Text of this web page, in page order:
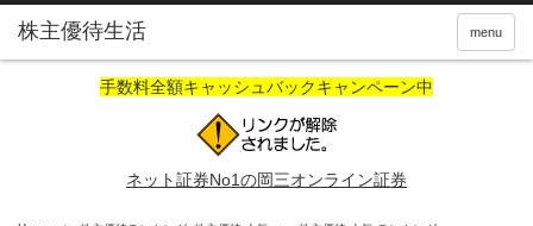
株主優待生活 menu
手数料全額キャッシュバックキャンペーン中
ネット証券No1の岡三オンライン証券